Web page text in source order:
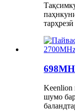
Keenlion
шумо